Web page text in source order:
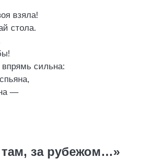
взяла!
стола.
сильна:
—
за рубежом…»